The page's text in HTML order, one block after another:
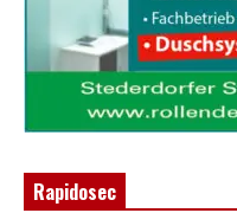
Rapidosec